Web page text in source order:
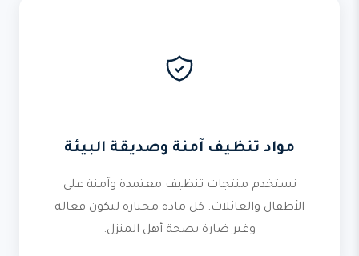
مواد تنظيف آمنة وصديقة البيئة
نستخدم منتجات تنظيف معتمدة وآمنة على
الأطفال والعائلات. كل مادة مختارة لتكون فعالة
وغير ضارة بصحة أهل المنزل.